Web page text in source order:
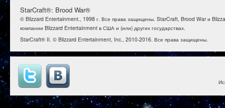
StarCraft®: Brood War®
© Blizzard Entertainment., 1998 г. Все права защищены. StarCraft, Brood War и
компании Blizzard Entertainment в США и (или) других государствах.
StarCraft® II. © Blizzard Entertainment, Inc., 2010-2016. Все права защищены.